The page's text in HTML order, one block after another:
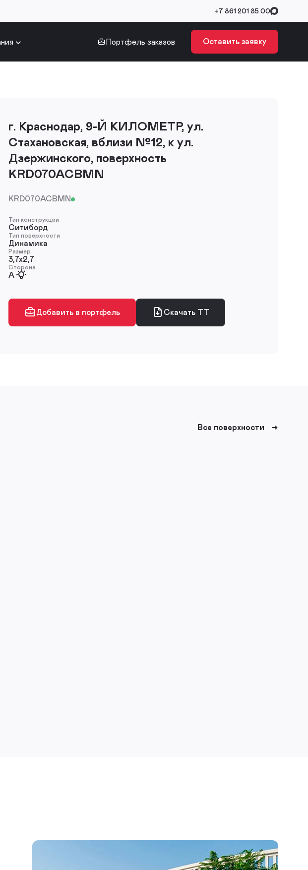
+7 861 201 85 00
Портфель заказов Оставить заявку
г. Краснодар, 9-Й КИЛОМЕТР, ул.
Стахановская, вблизи №12, к ул.
Дзержинского, поверхность
KRD070ACBMN
KRD070ACBMN
Тип конструкции
Ситиборд
Тип поверхности
Динамика
Размер
3,7х2,7
Сторона
A
Добавить в портфель Скачать ТТ
Все поверхности